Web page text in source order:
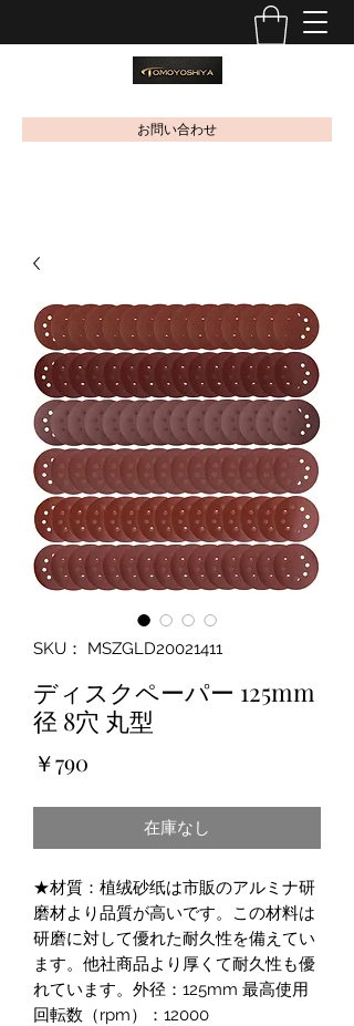
お問い合わせ
SKU： MSZGLD20021411
ディスクペーパー 125mm
径 8穴 丸型
￥790
在庫なし
★材質：植绒砂纸は市販のアルミナ研
磨材より品質が高いです。この材料は
研磨に対して優れた耐久性を備えてい
ます。他社商品より厚くて耐久性も優
れています。外径：125mm 最高使用
回転数（rpm）：12000